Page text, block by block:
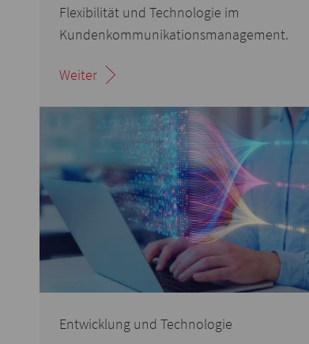
Flexibilität und Technologie im
Kundenkommunikationsmanagement.
Weiter
Entwicklung und Technologie